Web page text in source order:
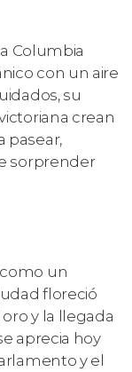
Columbia
con un aire
su
crean
pasear,
sorprender
un
floreció
y la llegada
aprecia hoy
y el